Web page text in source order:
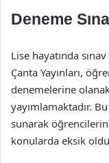
Deneme
Lise hayatında
Çanta Yayınları,
denemelerine
yayımlamaktadır.
sunarak öğrencilerin
konularda eksik